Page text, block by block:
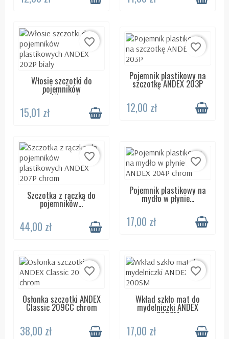
DOSTĘPNY 24H
favorite_border
Włosie szczotki do
pojemników
plastikowych...
15,01 zł
DOSTĘPNY 24H
favorite_border
Pojemnik plastikowy na
szczotkę ANDEX 203P
12,00 zł
DOSTĘPNY 24H
favorite_border
Szczotka z rączką do
pojemników...
44,00 zł
DOSTĘPNY 24H
favorite_border
Pojemnik plastikowy na
mydło w płynie...
17,00 zł
DOSTĘPNY 24H
favorite_border
Osłonka szczotki ANDEX
Classic 209CC chrom
38,00 zł
DOSTĘPNY 24H
favorite_border
Wkład szkło mat do
mydelniczki ANDEX
200SM
17,00 zł